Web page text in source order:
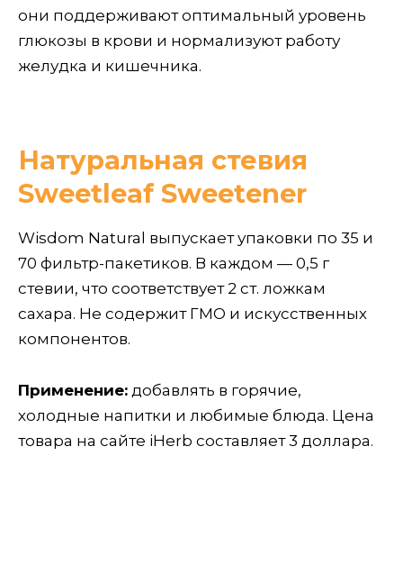
они поддерживают оптимальный уровень
глюкозы в крови и нормализуют работу
желудка и кишечника.
Натуральная стевия
Sweetleaf Sweetener
Wisdom Natural выпускает упаковки по 35 и
70 фильтр-пакетиков. В каждом — 0,5 г
стевии, что соответствует 2 ст. ложкам
сахара. Не содержит ГМО и искусственных
компонентов.
Применение: добавлять в горячие,
холодные напитки и любимые блюда. Цена
товара на сайте iHerb составляет 3 доллара.